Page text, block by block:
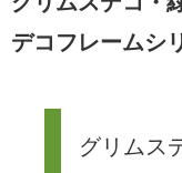
デコフレームシ
グリムス